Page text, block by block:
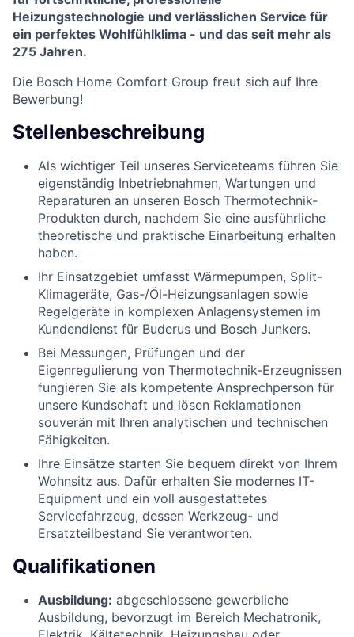
Heizungstechnologie und verlässlichen Service für
ein perfektes Wohlfühlklima - und das seit mehr als
275 Jahren.
Die Bosch Home Comfort Group freut sich auf Ihre
Bewerbung!
Stellenbeschreibung
Als wichtiger Teil unseres Serviceteams führen Sie
eigenständig Inbetriebnahmen, Wartungen und
Reparaturen an unseren Bosch Thermotechnik-
Produkten durch, nachdem Sie eine ausführliche
theoretische und praktische Einarbeitung erhalten
haben.
Ihr Einsatzgebiet umfasst Wärmepumpen, Split-
Klimageräte, Gas-/Öl-Heizungsanlagen sowie
Regelgeräte in komplexen Anlagensystemen im
Kundendienst für Buderus und Bosch Junkers.
Bei Messungen, Prüfungen und der
Eigenregulierung von Thermotechnik-Erzeugnissen
fungieren Sie als kompetente Ansprechperson für
unsere Kundschaft und lösen Reklamationen
souverän mit Ihren analytischen und technischen
Fähigkeiten.
Ihre Einsätze starten Sie bequem direkt von Ihrem
Wohnsitz aus. Dafür erhalten Sie modernes IT-
Equipment und ein voll ausgestattetes
Servicefahrzeug, dessen Werkzeug- und
Ersatzteilbestand Sie verantworten.
Qualifikationen
Ausbildung: abgeschlossene gewerbliche
Ausbildung, bevorzugt im Bereich Mechatronik,